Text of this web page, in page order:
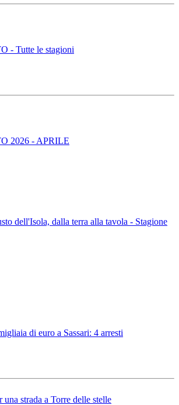
- Tutte le stagioni
2026 - APRILE
dell'Isola, dalla terra alla tavola - Stagione
di euro a Sassari: 4 arresti
una strada a Torre delle stelle